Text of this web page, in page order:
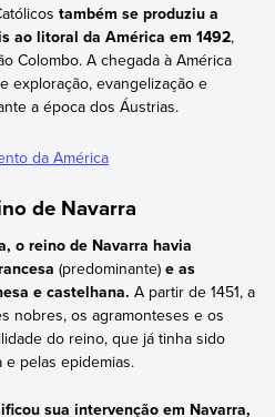
também se produziu a
ao litoral da América em 1492,
Colombo. A chegada à América
exploração, evangelização e
a época dos Áustrias.
da América
de Navarra
o reino de Navarra havia
(predominante)e as
e castelhana. A partir de 1451, a
nobres, os agramonteses e os
do reino, que já tinha sido
pelas epidemias.
sua intervenção em Navarra,